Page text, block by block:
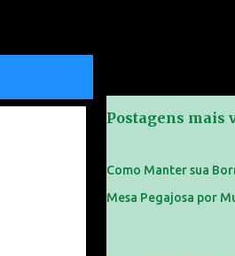
Postagens mais
Como Manter sua
Mesa Pegajosa por